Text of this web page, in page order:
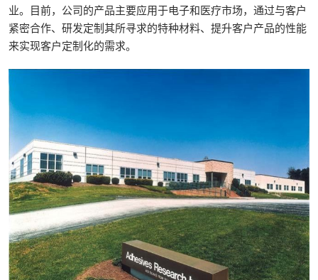
业。目前，公司的产品主要应用于电子和医疗市场，通过与客户
紧密合作、研发定制其所寻求的特种材料、提升客户产品的性能
来实现客户定制化的需求。